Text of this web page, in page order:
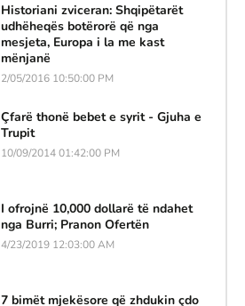
Historiani zviceran: Shqipëtarët
udhëheqës botërorë që nga
mesjeta, Europa i la me kast
mënjanë
2/05/2016 10:50:00 PM
Çfarë thonë bebet e syrit - Gjuha e
Trupit
10/09/2014 01:42:00 PM
I ofrojnë 10,000 dollarë të ndahet
nga Burri; Pranon Ofertën
4/23/2019 12:03:00 AM
7 bimët mjekësore që zhdukin çdo